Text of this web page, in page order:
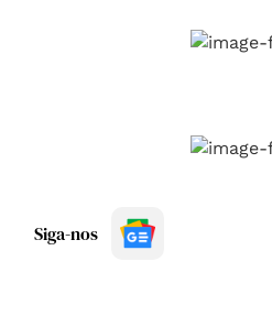
Siga-nos